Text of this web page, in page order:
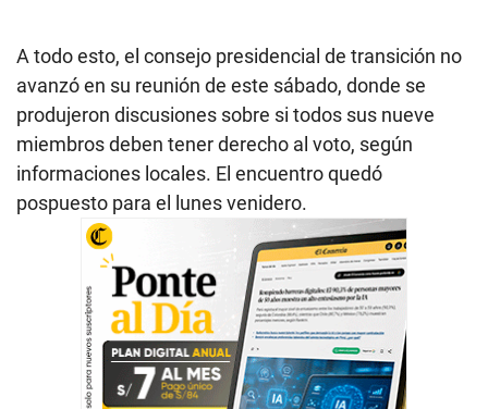
A todo esto, el consejo presidencial de transición no
avanzó en su reunión de este sábado, donde se
produjeron discusiones sobre si todos sus nueve
miembros deben tener derecho al voto, según
informaciones locales. El encuentro quedó
pospuesto para el lunes venidero.